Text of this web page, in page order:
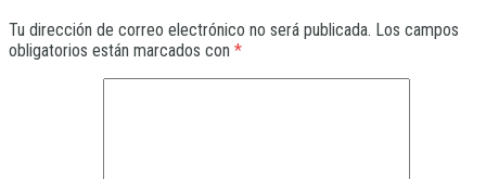
Tu dirección de correo electrónico no será publicada. Los campos
obligatorios están marcados con *